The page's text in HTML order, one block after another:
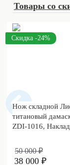
Товары со
Скидка -24%
Нож складной
титановый
ZDI-1016,
50 000 ₽
38 000 ₽